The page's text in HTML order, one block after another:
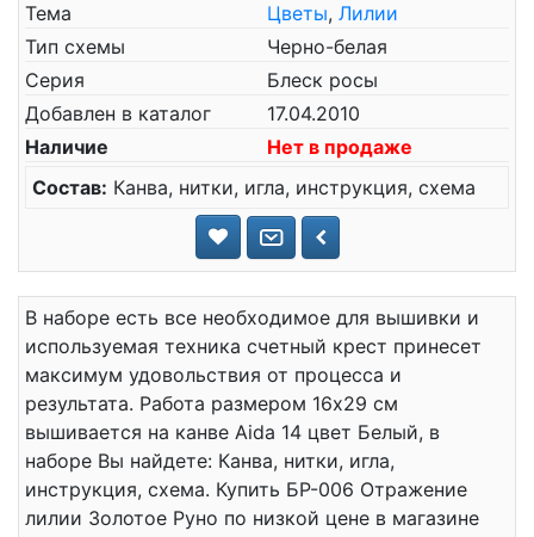
Тема
Цветы, Лилии
Тип схемы
Черно-белая
Серия
Блеск росы
Добавлен в каталог
17.04.2010
Наличие
Нет в продаже
Состав: Канва, нитки, игла, инструкция, схема
В наборе есть все необходимое для вышивки и
используемая техника счетный крест принесет
максимум удовольствия от процесса и
результата. Работа размером 16x29 см
вышивается на канве Aida 14 цвет Белый, в
наборе Вы найдете: Канва, нитки, игла,
инструкция, схема. Купить БР-006 Отражение
лилии Золотое Руно по низкой цене в магазине